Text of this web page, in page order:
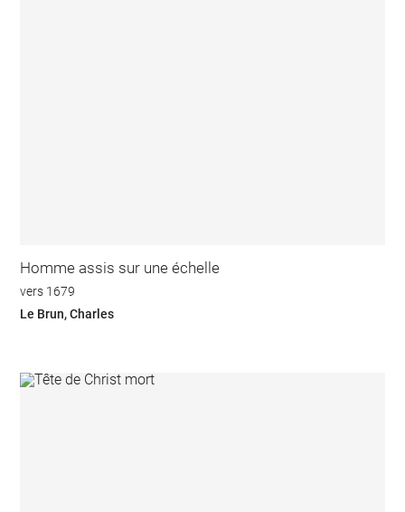
Homme assis sur une échelle
vers 1679
Le Brun, Charles